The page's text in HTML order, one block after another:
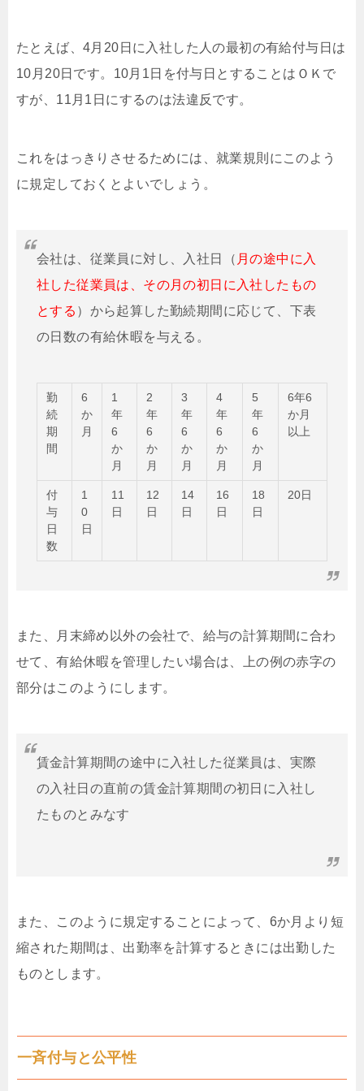
たとえば、4月20日に入社した人の最初の有給付与日は
10月20日です。10月1日を付与日とすることはＯＫで
すが、11月1日にするのは法違反です。
これをはっきりさせるためには、就業規則にこのよう
に規定しておくとよいでしょう。
会社は、従業員に対し、入社日（ 月の途中に入
社した従業員は、その月の初日に入社したもの
とする ）から起算した勤続期間に応じて、下表
の日数の有給休暇を与える。
勤
続
期
間
6
か
月
1
年
6
か
月
2
年
6
か
月
3
年
6
か
月
4
年
6
か
月
5
年
6
か
月
6年6
か月
以上
付
与
日
数
1
0
日
11
日
12
日
14
日
16
日
18
日
20日
また、月末締め以外の会社で、給与の計算期間に合わ
せて、有給休暇を管理したい場合は、上の例の赤字の
部分はこのようにします。
賃金計算期間の途中に入社した従業員は、実際
の入社日の直前の賃金計算期間の初日に入社し
たものとみなす
また、このように規定することによって、6か月より短
縮された期間は、出勤率を計算するときには出勤した
ものとします。
一斉付与と公平性